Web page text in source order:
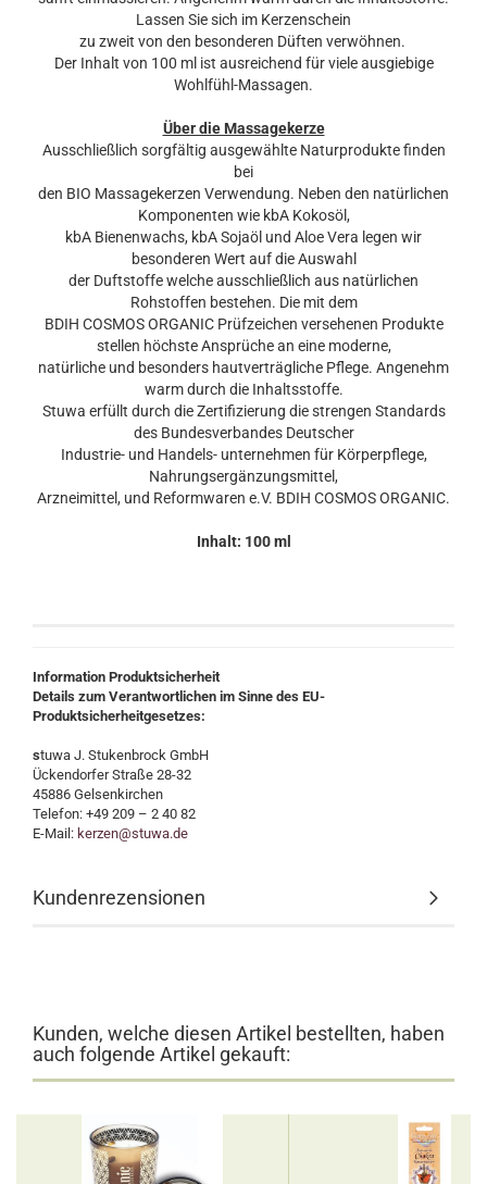
Lassen Sie sich im Kerzenschein
zu zweit von den besonderen Düften verwöhnen.
Der Inhalt von 100 ml ist ausreichend für viele ausgiebige
Wohlfühl-Massagen.
Über die Massagekerze
Ausschließlich sorgfältig ausgewählte Naturprodukte finden
bei
den BIO Massagekerzen Verwendung. Neben den natürlichen
Komponenten wie kbA Kokosöl,
kbA Bienenwachs, kbA Sojaöl und Aloe Vera legen wir
besonderen Wert auf die Auswahl
der Duftstoffe welche ausschließlich aus natürlichen
Rohstoffen bestehen. Die mit dem
BDIH COSMOS ORGANIC Prüfzeichen versehenen Produkte
stellen höchste Ansprüche an eine moderne,
natürliche und besonders hautverträgliche Pflege. Angenehm
warm durch die Inhaltsstoffe.
Stuwa erfüllt durch die Zertifizierung die strengen Standards
des Bundesverbandes Deutscher
Industrie- und Handels- unternehmen für Körperpflege,
Nahrungsergänzungsmittel,
Arzneimittel, und Reformwaren e.V. BDIH COSMOS ORGANIC.
Inhalt: 100 ml
Information Produktsicherheit
Details zum Verantwortlichen im Sinne des EU-
Produktsicherheitgesetzes:
stuwa J. Stukenbrock GmbH
Ückendorfer Straße 28-32
45886 Gelsenkirchen
Telefon: +49 209 – 2 40 82
E-Mail: kerzen@stuwa.de
Kundenrezensionen
Kunden, welche diesen Artikel bestellten, haben
auch folgende Artikel gekauft: